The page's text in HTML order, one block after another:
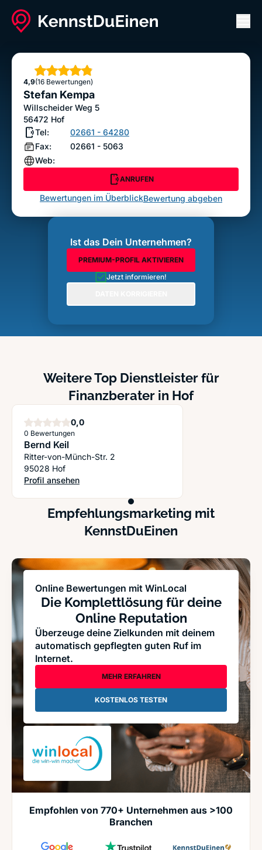
Stefan Kempa
Bewertung abgeben
4,9
Sterne
(16 Bewertungen)
Stefan Kempa
Willscheider Weg 5
56472 Hof
Tel:
02661 - 64280
Fax:
02661 - 5063
Web:
ANRUFEN
Bewertungen im ÜberblickBewertung abgeben
Ist das Dein Unternehmen?
PREMIUM-PROFIL AKTIVIEREN
Jetzt informieren!
Weitere Top Dienstleister für
Finanzberater in Hof
0,0Sterne
0 Bewertungen
Bernd Keil
Ritter-von-Münch-Str. 2
95028 Hof
Profil ansehen
: Bernd Keil
Empfehlungsmarketing mit
KennstDuEinen
Online Bewertungen mit WinLocal
Die Komplettlösung für deine
Online Reputation
Überzeuge deine Zielkunden mit deinem
automatisch gepflegten guten Ruf im
Internet.
MEHR ERFAHREN
KOSTENLOS TESTEN
Empfohlen von 770+ Unternehmen aus >100
Branchen